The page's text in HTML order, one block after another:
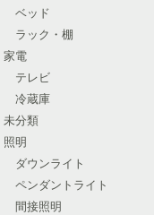
ベッド
ラック・棚
家電
テレビ
冷蔵庫
未分類
照明
ダウンライト
ペンダントライト
間接照明